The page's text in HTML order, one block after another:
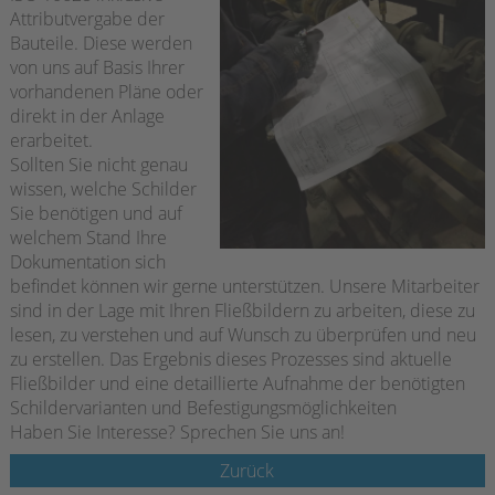
Attributvergabe der
Bauteile. Diese werden
von uns auf Basis Ihrer
vorhandenen Pläne oder
direkt in der Anlage
erarbeitet.
Sollten Sie nicht genau
wissen, welche Schilder
Sie benötigen und auf
welchem Stand Ihre
Dokumentation sich
befindet können wir gerne unterstützen. Unsere Mitarbeiter
sind in der Lage mit Ihren Fließbildern zu arbeiten, diese zu
lesen, zu verstehen und auf Wunsch zu überprüfen und neu
zu erstellen. Das Ergebnis dieses Prozesses sind aktuelle
Fließbilder und eine detaillierte Aufnahme der benötigten
Schildervarianten und Befestigungsmöglichkeiten
Haben Sie Interesse? Sprechen Sie uns an!
Zurück